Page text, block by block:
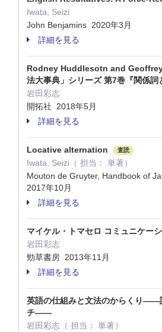
Iwata, Seizi
John Benjamins 2020年3月
詳細を見る
Rodney Huddlesotn and
法大事典」シリーズ 第7巻『関係詞
岩田彩志
開拓社 2018年5月
詳細を見る
Locative alternation 査読
Iwata, Seizi（ 担当： 単著）
Mouton de Gruyter, Handbook of
2017年10月
詳細を見る
マイケル・トマセロ コミュニケー
岩田彩志
勁草書房 2013年11月
詳細を見る
英語の仕組みと文法のからくり――
チ――
岩田彩志（ 担当： 単著）